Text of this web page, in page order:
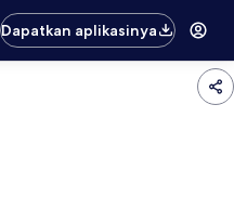
Dapatkan aplikasinya